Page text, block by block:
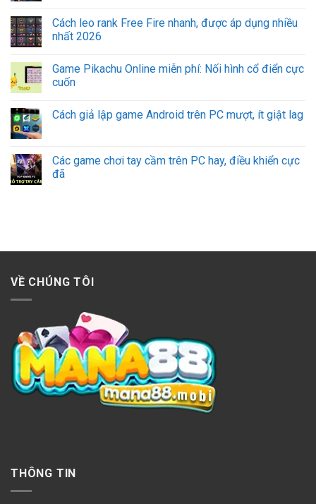
Cách leo rank Free Fire nhanh, được áp dụng nhiều
nhất 2026
Game Pikachu Online miễn phí: Nối hình cổ điển cực
cuốn
Cách giả lập game Android trên PC mượt, ít giật lag
Các game chơi tay cầm trên PC hay, điều khiển cực
đã
VỀ CHÚNG TÔI
THÔNG TIN